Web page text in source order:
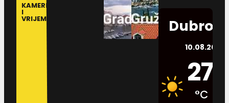
KAMERE
I
VRIJEME
10.08.2026.
27
°C